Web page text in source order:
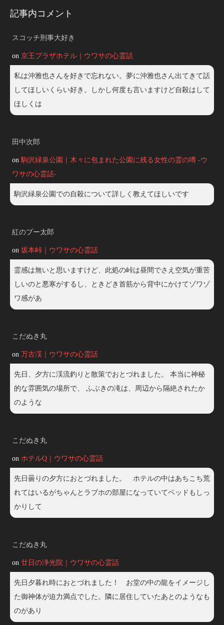
記事内コメント
スコッチ刑事大好き
on 京王プラザホテル｜ウワサの心霊話
私は沖雅也さんを好きで忘れない。夢に沖雅也さん出てきて話
してほしいくらい好き。しかし何度も言いますけど自殺はして
ほしくは
田中次郎
on駒沢緑泉公園｜木々に包まれた公園に残る女性の霊の噂 -ウ
ワサの心霊話-
駒沢緑泉公園での自殺について詳しく教えてほしいです
紅のプー太郎
on 坂本峠｜ウワサの心霊話
霊感は無いと思いますけど、此処の峠は昼間でさえ空気が重苦
しいのと悪寒がするし、ときどき首筋から背中にかけてゾワゾ
ワ感があ
こだぬき丸
on 万古渓｜ウワサの心霊話
先日、夕方に渓流釣りと散策でおとづれました。 本当に神秘
的な雰囲気の場所で、 ふぶきの滝は、周辺から隔絶されたか
のような
こだぬき丸
on ホテルQ｜ウワサの心霊話
先日曇りの夕方におとづれました。 ホテルの中はあちこち荒
れてはいるがちゃんとラブホの部屋になっていてベッドもしっ
かりして
こだぬき丸
on 廿日の浄光院｜ウワサの心霊話
先日夕暮れ時におとづれました！ お堂の中の龍をイメージし
た御神体が迫力満点でした。隣に居住していたあとのようなも
のがあり